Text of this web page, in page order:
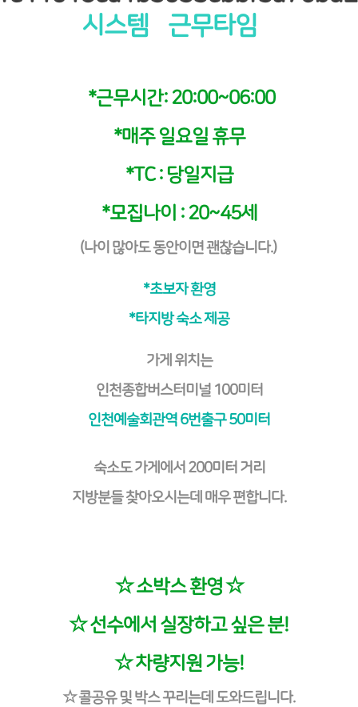
시스템 근무타임
*근무시간: 20:00~06:00
*매주 일요일 휴무
*TC : 당일지급
*모집나이 : 20~45세
(나이 많아도 동안이면 괜찮습니다.)
*초보자 환영
*타지방 숙소 제공
가게 위치는
인천종합버스터미널 100미터
인천예술회관역 6번출구 50미터
숙소도 가게에서 200미터 거리
지방분들 찾아오시는데 매우 편합니다.
☆ 소박스 환영 ☆
☆ 선수에서 실장하고 싶은 분!
☆ 차량지원 가능!
☆ 콜공유 및 박스 꾸리는데 도와드립니다.